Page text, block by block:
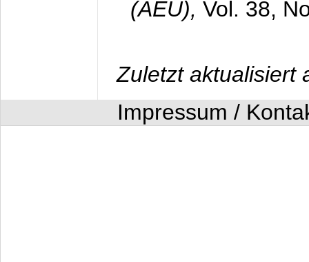
(AEÜ), Vol. 38,
Zuletzt aktualisiert
Impressum /